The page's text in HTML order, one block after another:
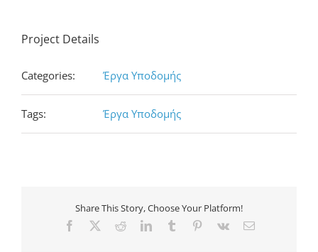
Project Details
Categories: Έργα Υποδομής
Tags: Έργα Υποδομής
Share This Story, Choose Your Platform!
Facebook RedditLinkedInTumblr Pinterest
Vk
Ηλ.